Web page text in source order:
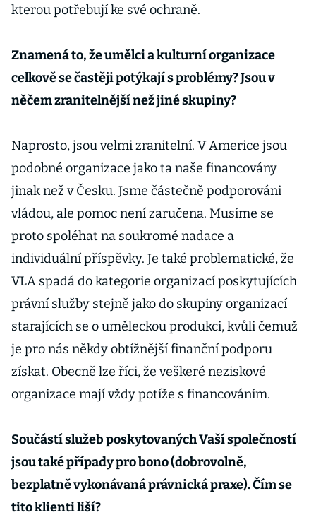
kterou potřebují ke své ochraně.
Znamená to, že umělci a kulturní organizace
celkově se častěji potýkají s problémy? Jsou v
něčem zranitelnější než jiné skupiny?
Naprosto, jsou velmi zranitelní. V Americe jsou
podobné organizace jako ta naše financovány
jinak než v Česku. Jsme částečně podporováni
vládou, ale pomoc není zaručena. Musíme se
proto spoléhat na soukromé nadace a
individuální příspěvky. Je také problematické, že
VLA spadá do kategorie organizací poskytujících
právní služby stejně jako do skupiny organizací
starajících se o uměleckou produkci, kvůli čemuž
je pro nás někdy obtížnější finanční podporu
získat. Obecně lze říci, že veškeré neziskové
organizace mají vždy potíže s financováním.
Součástí služeb poskytovaných Vaší společností
jsou také případy pro bono (dobrovolně,
bezplatně vykonávaná právnická praxe). Čím se
tito klienti liší?